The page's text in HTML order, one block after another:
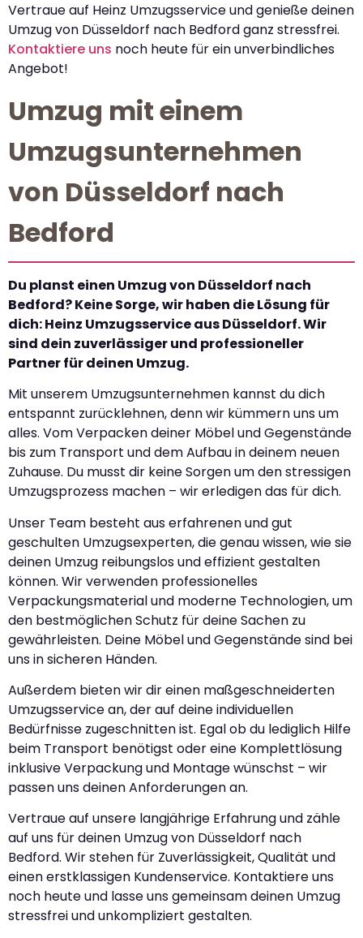
Vertraue auf Heinz Umzugsservice und genieße deinen
Umzug von Düsseldorf nach Bedford ganz stressfrei.
Kontaktiere uns noch heute für ein unverbindliches
Angebot!
Umzug mit einem
Umzugsunternehmen
von Düsseldorf nach
Bedford
Du planst einen Umzug von Düsseldorf nach
Bedford? Keine Sorge, wir haben die Lösung für
dich: Heinz Umzugsservice aus Düsseldorf. Wir
sind dein zuverlässiger und professioneller
Partner für deinen Umzug.
Mit unserem Umzugsunternehmen kannst du dich
entspannt zurücklehnen, denn wir kümmern uns um
alles. Vom Verpacken deiner Möbel und Gegenstände
bis zum Transport und dem Aufbau in deinem neuen
Zuhause. Du musst dir keine Sorgen um den stressigen
Umzugsprozess machen – wir erledigen das für dich.
Unser Team besteht aus erfahrenen und gut
geschulten Umzugsexperten, die genau wissen, wie sie
deinen Umzug reibungslos und effizient gestalten
können. Wir verwenden professionelles
Verpackungsmaterial und moderne Technologien, um
den bestmöglichen Schutz für deine Sachen zu
gewährleisten. Deine Möbel und Gegenstände sind bei
uns in sicheren Händen.
Außerdem bieten wir dir einen maßgeschneiderten
Umzugsservice an, der auf deine individuellen
Bedürfnisse zugeschnitten ist. Egal ob du lediglich Hilfe
beim Transport benötigst oder eine Komplettlösung
inklusive Verpackung und Montage wünschst – wir
passen uns deinen Anforderungen an.
Vertraue auf unsere langjährige Erfahrung und zähle
auf uns für deinen Umzug von Düsseldorf nach
Bedford. Wir stehen für Zuverlässigkeit, Qualität und
einen erstklassigen Kundenservice. Kontaktiere uns
noch heute und lasse uns gemeinsam deinen Umzug
stressfrei und unkompliziert gestalten.